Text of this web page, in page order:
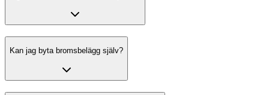
Kan jag byta bromsbelägg själv?